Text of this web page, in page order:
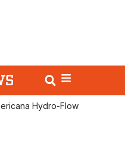
Hydro-Flow